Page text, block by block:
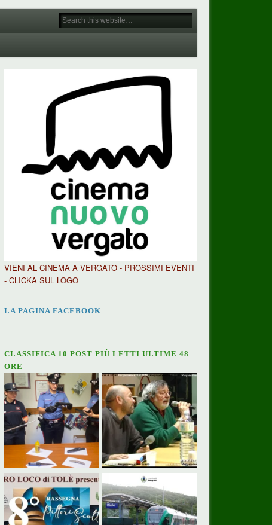
VIENI AL CINEMA A VERGATO - PROSSIMI EVENTI
- CLICKA SUL LOGO
LA PAGINA FACEBOOK
CLASSIFICA 10 POST PIÙ LETTI ULTIME 48
ORE